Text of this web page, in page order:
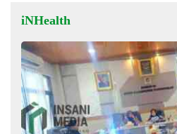
iNHealth